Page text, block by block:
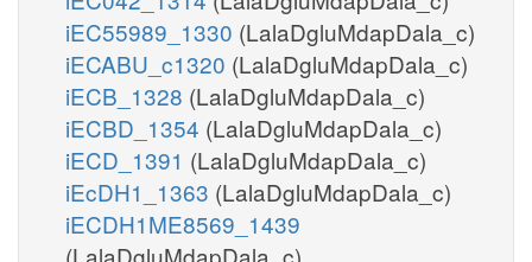
iEC55989_1330 (LalaDgluMdapDala_c)
iECABU_c1320 (LalaDgluMdapDala_c)
iECB_1328 (LalaDgluMdapDala_c)
iECBD_1354 (LalaDgluMdapDala_c)
iECD_1391 (LalaDgluMdapDala_c)
iEcDH1_1363 (LalaDgluMdapDala_c)
iECDH1ME8569_1439
(LalaDgluMdapDala_c)